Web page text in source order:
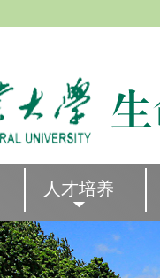
人才培养